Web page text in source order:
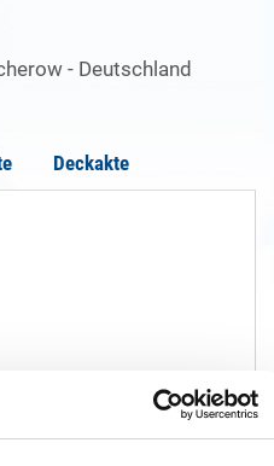
- Deutschland
Deckakte